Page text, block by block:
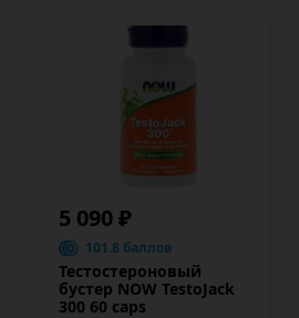
5 090 ₽
101.8 баллов
Тестостероновый
бустер NOW TestoJack
300 60 caps